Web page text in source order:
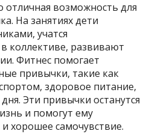
отличная возможность для
На занятиях дети
учатся
коллективе, развивают
Фитнес помогает
привычки, такие как
здоровое питание,
Эти привычки останутся
и помогут ему
хорошее самочувствие.